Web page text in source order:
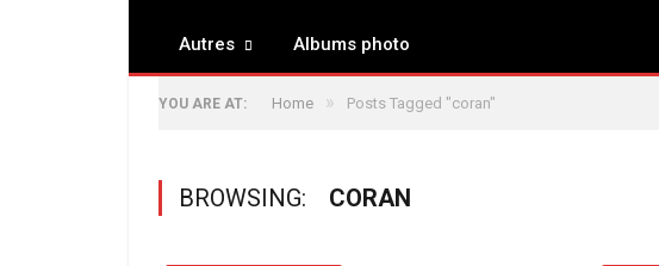
Autres Albums photo
YOU ARE AT: Home » Posts Tagged "coran"
BROWSING: CORAN